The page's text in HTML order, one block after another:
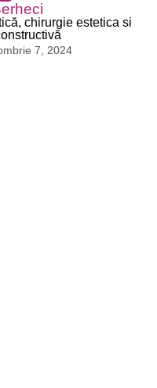
chirurgie estetica si
7, 2024